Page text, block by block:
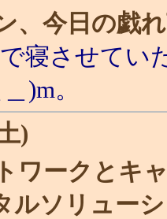
、今日の戯
寝させてい
)m。
)
ワークとキ
ルソリュー